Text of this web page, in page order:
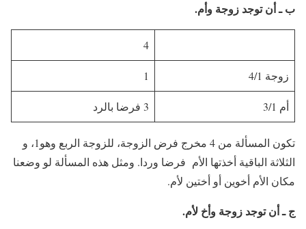
ب ـ أن توجد زوجة وأم.
4
زوجة 4/1 1
أم 3/1 3 فرضا بالرد
تكون المسألة من 4 مخرج فرض الزوجة، للزوجة الربع وهو1، و
الثلاثة الباقية أخذتها الأم فرضا وردا. ومثل هذه المسألة لو وضعنا
مكان الأم أخوين أو أختين لأم.
ج ـ أن توجد زوجة وأخ لأم.